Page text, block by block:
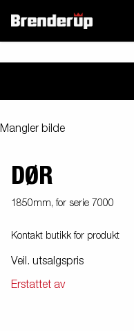
Mangler bilde
DØR
1850mm, for serie 7000
Kontakt butikk for produkt
Veil. utsalgspris
Erstattet av